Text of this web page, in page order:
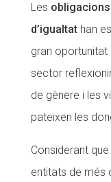
Les
d’igualtathan
gran
sector
de gènere i les
pateixen les
Considerant
entitats de més
Els comptes clars
Memòria d'activitats
Proposta educativa
Els comptes clars
Memòria d'activitats
Proposta educativa